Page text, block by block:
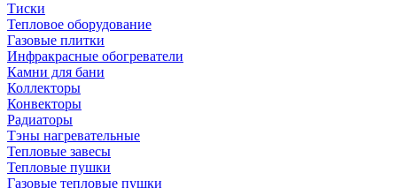
Тиски
Тепловое оборудование
Газовые плитки
Инфракрасные обогреватели
Камни для бани
Коллекторы
Конвекторы
Радиаторы
Тэны нагревательные
Тепловые завесы
Тепловые пушки
Газовые тепловые пушки